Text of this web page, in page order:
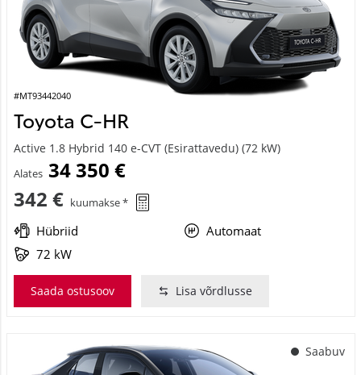
#MT93442040
Toyota C-HR
Active 1.8 Hybrid 140 e-CVT (Esirattavedu) (72 kW)
Alates 34 350 €
342 € kuumakse *
Hübriid
Automaat
72 kW
Saada ostusoov Lisa võrdlusse
Saabuv